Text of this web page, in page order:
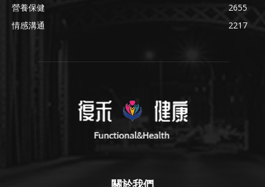
營養保健
2655
情感溝通
2217
關於我們